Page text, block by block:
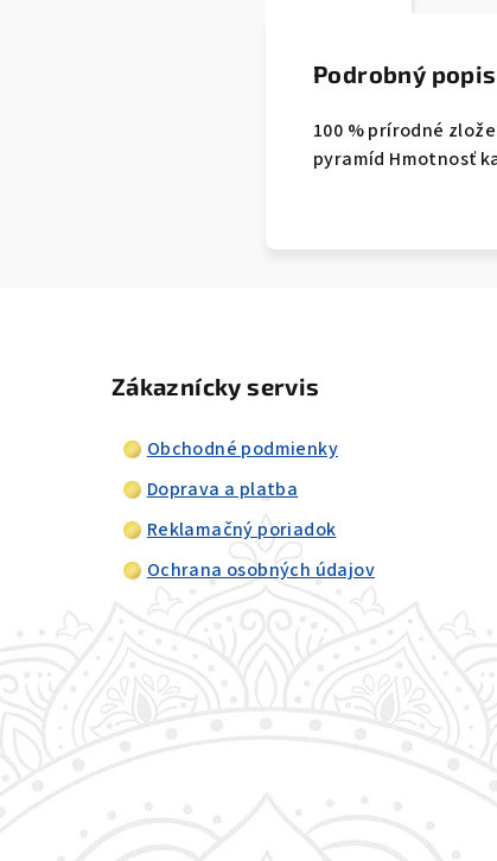
Podrobný popis
100 % prírodné
pyramíd Hmotnosť
Zákaznícky servis
Obchodné podmienky
Doprava a platba
Reklamačný poriadok
Ochrana osobných údajov